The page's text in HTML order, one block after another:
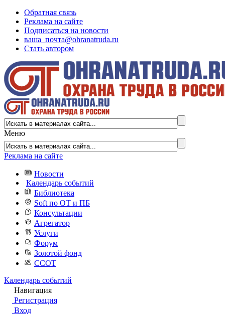
Обратная связь
Реклама на сайте
Подписаться на новости
ваша_почта@ohranatruda.ru
Стать автором
Меню
Реклама на сайте
Новости
Календарь событий
Библиотека
Soft по ОТ и ПБ
Консультации
Агрегатор
Услуги
Форум
Золотой фонд
ССОТ
Календарь событий
Навигация
Регистрация
Вход